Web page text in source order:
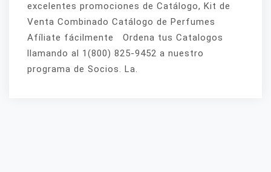
excelentes promociones de Catálogo, Kit de
Venta Combinado Catálogo de Perfumes
Afíliate fácilmente Ordena tus Catalogos
llamando al 1(800) 825-9452 a nuestro
programa de Socios. La.